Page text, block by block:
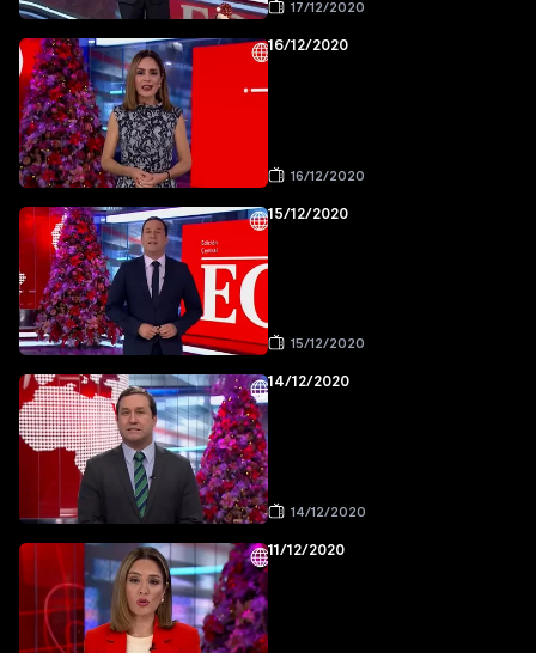
17/12/2020
16/12/2020
16/12/2020
15/12/2020
15/12/2020
14/12/2020
14/12/2020
11/12/2020